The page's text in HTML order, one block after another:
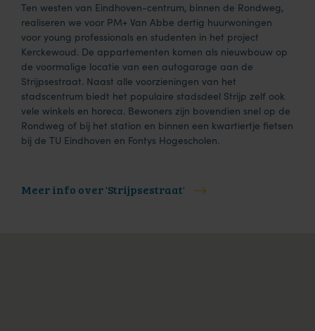
Ten westen van Eindhoven-centrum, binnen de Rondweg,
realiseren we voor PM+ Van Abbe dertig huurwoningen
voor young professionals en studenten in het project
Kerckewoud. De appartementen komen als nieuwbouw op
de voormalige locatie van een autogarage aan de
Strijpsestraat. Naast alle voorzieningen van het
stadscentrum biedt het populaire stadsdeel Strijp zelf ook
vele winkels en horeca. Bewoners zijn bovendien snel op de
Rondweg of bij het station en binnen een kwartiertje fietsen
bij de TU Eindhoven en Fontys Hogescholen.
Meer info over 'Strijpsestraat'